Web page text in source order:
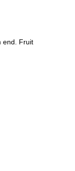
end. Fruit